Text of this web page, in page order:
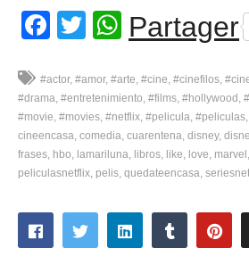
Facebook
TwitterPartager
#actor #amor #arte #cine #cinefilos
#drama #entretenimiento #films #hollywood
#movie #movies #netflix #pelicula #peliculas
cineencasa comedia cuarentena disney
frases hbo lamariluna libros like love marvel
peliculasnetflix pelis quedateencasa